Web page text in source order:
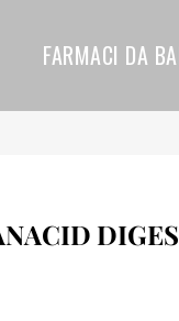
FARMACI DA